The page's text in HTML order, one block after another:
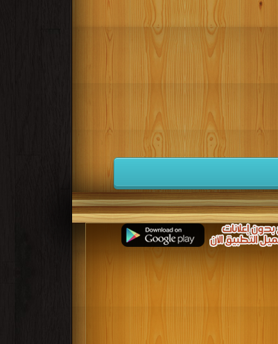
كتب 1968 كتب 1967
كتب 1966
كتب 1959 كتب 1958
كتب 1957
كتب 1949
كتب 1948
كتب 1931
كتب 1930
كتب 1923 كتب 1922
كتب 1921
كتب 1913
كتب 1912
كتب 1904
كتب 1903